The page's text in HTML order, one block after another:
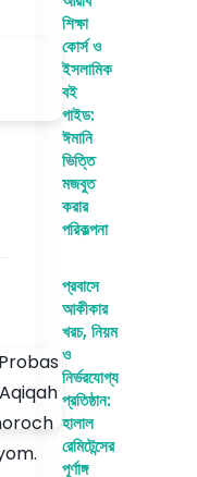
শিক্ষা
কোর্স ও
ইসলামিক
বই
গাইড:
ঈমানি
ভিত্তি
মজবুত
করার
পরিকল্পনা
প্রবাসে
আকীকার
খরচ, নিয়ম
ও
নির্ভরযোগ্য
প্রতিষ্ঠান:
হালাল
রেমিটেন্সের
পূর্ণাঙ্গ